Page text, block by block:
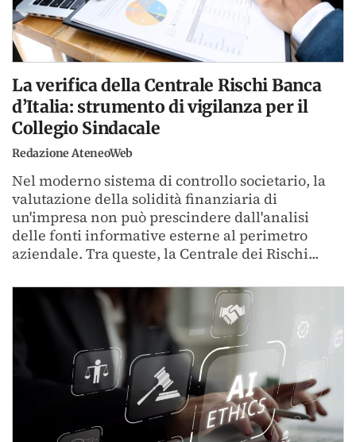
La verifica della Centrale Rischi Banca
d’Italia: strumento di vigilanza per il
Collegio Sindacale
Redazione AteneoWeb
Nel moderno sistema di controllo societario, la
valutazione della solidità finanziaria di
un'impresa non può prescindere dall'analisi
delle fonti informative esterne al perimetro
aziendale. Tra queste, la Centrale dei Rischi...